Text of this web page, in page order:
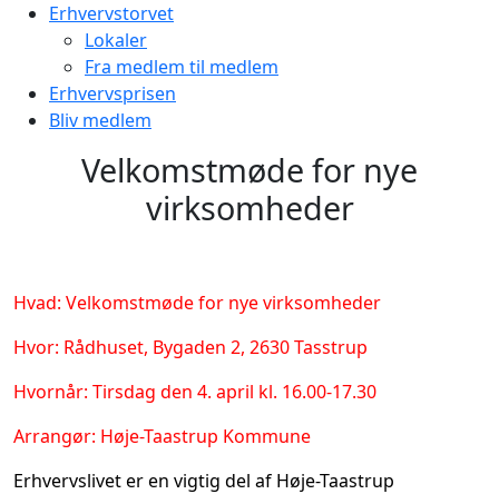
Erhvervstorvet
Lokaler
Fra medlem til medlem
Erhvervsprisen
Bliv medlem
Velkomstmøde for nye
virksomheder
Hvad: Velkomstmøde for nye virksomheder
Hvor: Rådhuset, Bygaden 2, 2630 Tasstrup
Hvornår: Tirsdag den 4. april kl. 16.00-17.30
Arrangør: Høje-Taastrup Kommune
Erhvervslivet er en vigtig del af Høje-Taastrup